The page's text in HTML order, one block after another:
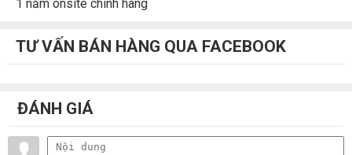
1 năm onsite chính hãng
TƯ VẤN BÁN HÀNG QUA FACEBOOK
ĐÁNH GIÁ